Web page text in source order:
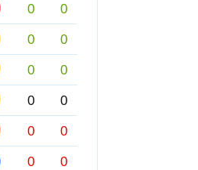
0
0
0
0
0
0
0
0
0
0
0
0